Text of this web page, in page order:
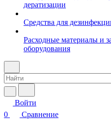
дератизации
Средства для
Расходные материалы и
оборудования
Войти
0
Сравнение